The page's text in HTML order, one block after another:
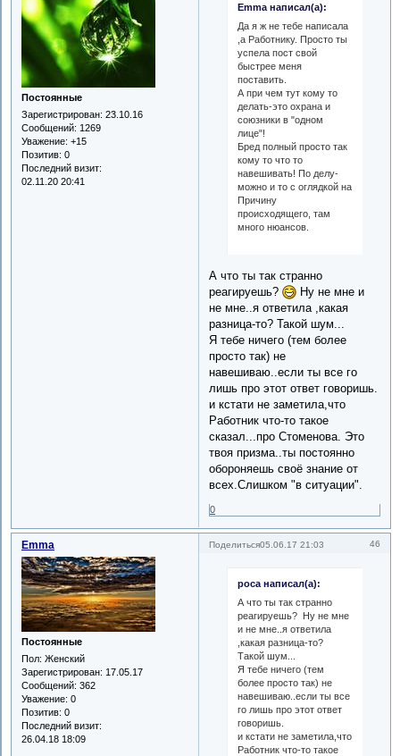
Постоянные
Зарегистрирован: 23.10.16
Сообщений: 1269
Уважение: +15
Позитив: 0
Последний визит:
02.11.20 20:41
Emma написал(а):
Да я ж не тебе написала
,а Работнику. Просто ты
успела пост свой
быстрее меня
поставить.
А при чем тут кому то
делать-это охрана и
союзники в "одном
лице"!
Бред полный просто так
кому то что то
навешивать! По делу-
можно и то с оглядкой на
Причину
происходящего, там
много нюансов.
А что ты так странно
реагируешь?
Ну не мне и
не мне..я ответила ,какая
разница-то? Такой шум...
Я тебе ничего (тем более
просто так) не
навешиваю..если ты все го
лишь про этот ответ говоришь.
и кстати не заметила,что
Работник что-то такое
сказал...про Стоменова. Это
твоя призма..ты постоянно
обороняешь своё знание от
всех.Слишком "в ситуации".
0
Поделиться 46
05.06.17 21:03
Emma
Постоянные
Пол: Женский
Зарегистрирован: 17.05.17
Сообщений: 362
Уважение: 0
Позитив: 0
Последний визит:
26.04.18 18:09
роса написал(а):
А что ты так странно
реагируешь? Ну не мне
и не мне..я ответила
,какая разница-то?
Такой шум...
Я тебе ничего (тем
более просто так) не
навешиваю..если ты все
го лишь про этот ответ
говоришь.
и кстати не заметила,что
Работник что-то такое